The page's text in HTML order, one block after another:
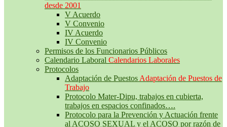
desde 2001
V Acuerdo
V Convenio
IV Acuerdo
IV Convenio
Permisos de los Funcionarios Públicos
Calendario Laboral Calendarios Laborales
Protocolos
Adaptación de Puestos Adaptación de Puestos de
Trabajo
Protocolo Mater-Dipu, trabajos en cubierta,
trabajos en espacios confinados….
Protocolo para la Prevención y Actuación frente
al ACOSO SEXUAL y el ACOSO por razón de